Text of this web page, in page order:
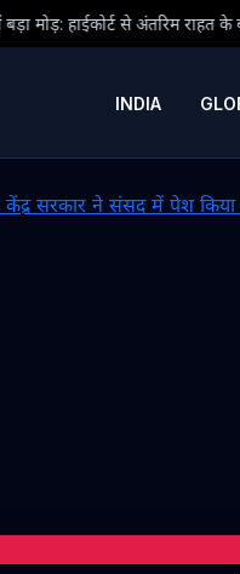
के बाद 3 असिस्टेंट प्रोफेसरों ने फिर
INDIA